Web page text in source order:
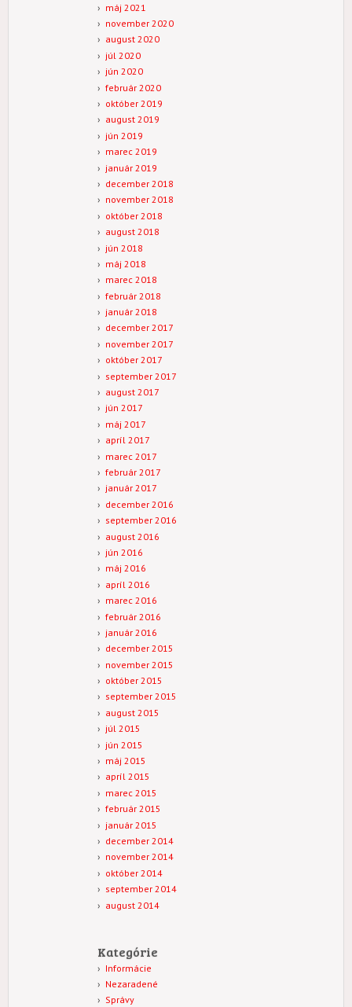
máj 2021
november 2020
august 2020
júl 2020
jún 2020
február 2020
október 2019
august 2019
jún 2019
marec 2019
január 2019
december 2018
november 2018
október 2018
august 2018
jún 2018
máj 2018
marec 2018
február 2018
január 2018
december 2017
november 2017
október 2017
september 2017
august 2017
jún 2017
máj 2017
apríl 2017
marec 2017
február 2017
január 2017
december 2016
september 2016
august 2016
jún 2016
máj 2016
apríl 2016
marec 2016
február 2016
január 2016
december 2015
november 2015
október 2015
september 2015
august 2015
júl 2015
jún 2015
máj 2015
apríl 2015
marec 2015
február 2015
január 2015
december 2014
november 2014
október 2014
september 2014
august 2014
Kategórie
Informácie
Nezaradené
Správy